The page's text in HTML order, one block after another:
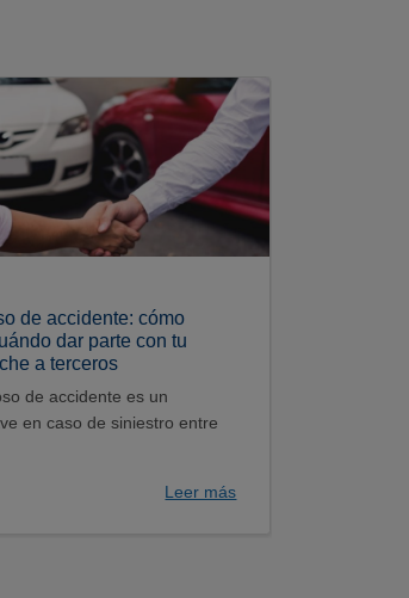
de accidente: cómo
dar parte con tu
a terceros
de accidente es un
en caso de siniestro entre
Leer más